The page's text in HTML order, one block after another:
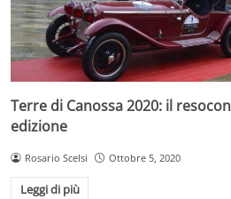
Terre di Canossa 2020: il
edizione
Rosario Scelsi Ottobre 5, 2020
Leggi di più